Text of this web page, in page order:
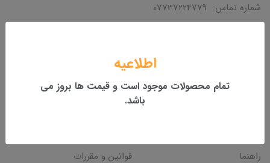
اطلاعیه
تمام محصولات موجود است و قیمت ها بروز می
باشد.
شماره تماس: 07737224779
وبلاگ
راهنما
قوانین و مقررات